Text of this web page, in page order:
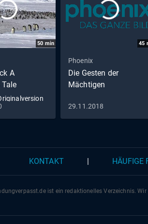
50 min
A
Tale
45
Phoenix
Die Gesten der
Mächtigen
29.11.2018
KONTAKT HÄUFIGE
deist ein redaktionelles Verzeichnis.